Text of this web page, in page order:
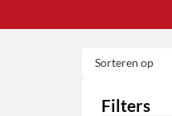
Filters